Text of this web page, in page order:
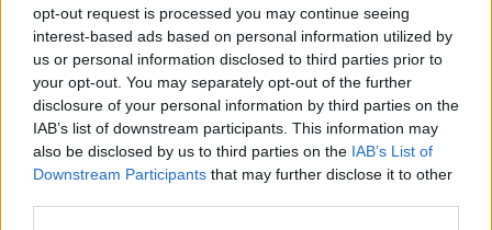
opt-out request is processed you may continue seeing
interest-based ads based on personal information utilized by
us or personal information disclosed to third parties prior to
your opt-out. You may separately opt-out of the further
disclosure of your personal information by third parties on the
IAB’s list of downstream participants. This information may
also be disclosed by us to third parties on the IAB’s List of
Downstream Participants that may further disclose it to other
Frissítés
Az útvonalon 2 helyen (Kiskörénél a 65
kilométeres táv 32.9 kilométernél, illetve
a 15 kilométeres túra fordítójánál, a
céltól 7.5 kilométerre), valamint a célban
lesz frissítés.